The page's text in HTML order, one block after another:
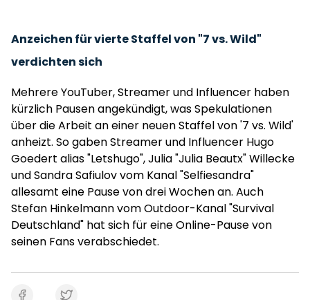
Anzeichen für vierte Staffel von "7 vs. Wild"
verdichten sich
Mehrere YouTuber, Streamer und Influencer haben
kürzlich Pausen angekündigt, was Spekulationen
über die Arbeit an einer neuen Staffel von '7 vs. Wild'
anheizt. So gaben Streamer und Influencer Hugo
Goedert alias "Letshugo", Julia "Julia Beautx" Willecke
und Sandra Safiulov vom Kanal "Selfiesandra"
allesamt eine Pause von drei Wochen an. Auch
Stefan Hinkelmann vom Outdoor-Kanal "Survival
Deutschland" hat sich für eine Online-Pause von
seinen Fans verabschiedet.